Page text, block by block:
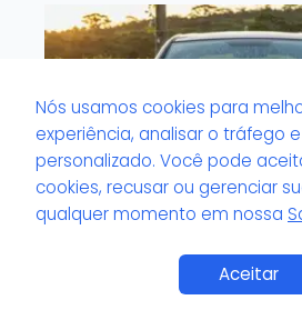
Nós usamos cookies para
experiência, analisar o tráfego
personalizado. Você pode
cookies, recusar ou gerenciar
qualquer momento em nossa
Aceitar